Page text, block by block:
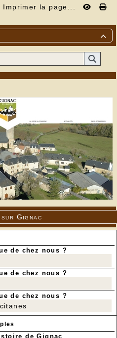
Imprimer la page...

Gignac
de chez nous ?
de chez nous ?
de chez nous ?
de Gignac